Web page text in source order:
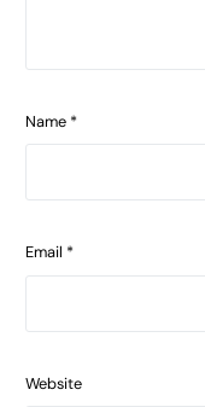
Name *
Email *
Website